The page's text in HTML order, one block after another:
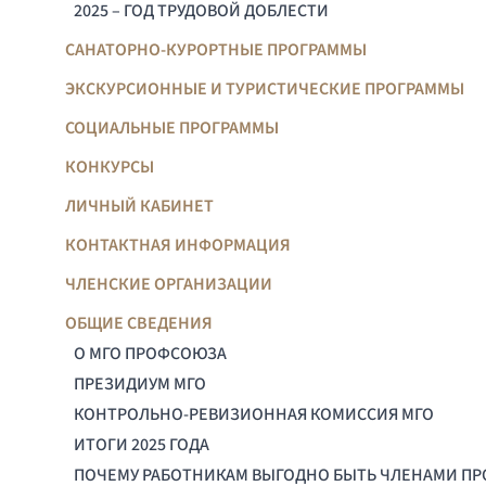
2025 – ГОД ТРУДОВОЙ ДОБЛЕСТИ
САНАТОРНО-КУРОРТНЫЕ ПРОГРАММЫ
ЭКСКУРСИОННЫЕ И ТУРИСТИЧЕСКИЕ ПРОГРАММЫ
СОЦИАЛЬНЫЕ ПРОГРАММЫ
КОНКУРСЫ
ЛИЧНЫЙ КАБИНЕТ
КОНТАКТНАЯ ИНФОРМАЦИЯ
ЧЛЕНСКИЕ ОРГАНИЗАЦИИ
ОБЩИЕ СВЕДЕНИЯ
О МГО ПРОФСОЮЗА
ПРЕЗИДИУМ МГО
КОНТРОЛЬНО-РЕВИЗИОННАЯ КОМИССИЯ МГО
ИТОГИ 2025 ГОДА
ПОЧЕМУ РАБОТНИКАМ ВЫГОДНО БЫТЬ ЧЛЕНАМИ